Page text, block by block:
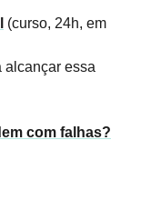
(curso, 24h, em
alcançar essa
com falhas?